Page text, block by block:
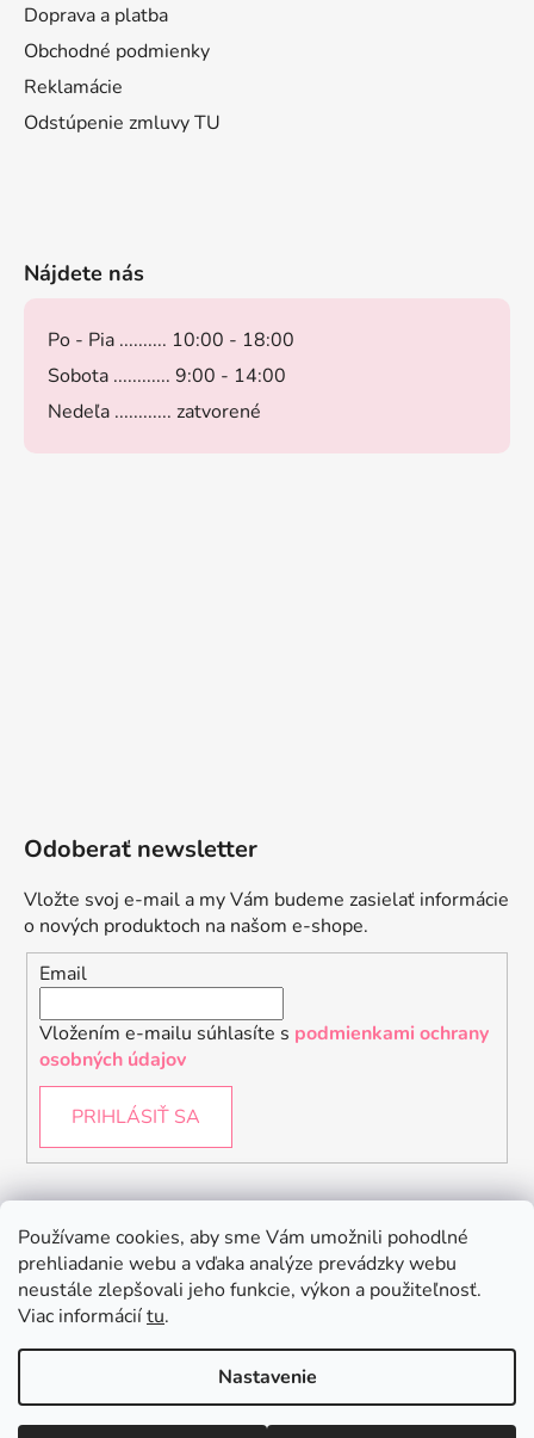
Používame cookies, aby sme Vám umožnili pohodlné
prehliadanie webu a vďaka analýze prevádzky webu
neustále zlepšovali jeho funkcie, výkon a použiteľnosť.
Viac informáciítu.
Nastavenie
Doprava a platba
Obchodné podmienky
Reklamácie
Odstúpenie zmluvy TU
Nájdete nás
Po - Pia .......... 10:00 - 18:00
Sobota ............ 9:00 - 14:00
Nedeľa ............ zatvorené
Odoberať newsletter
Vložte svoj e-mail a my Vám budeme zasielať informácie
o nových produktoch na našom e-shope.
Email
Vložením e-mailu súhlasíte s podmienkami ochrany
osobných údajov
PRIHLÁSIŤ SA
Instagram